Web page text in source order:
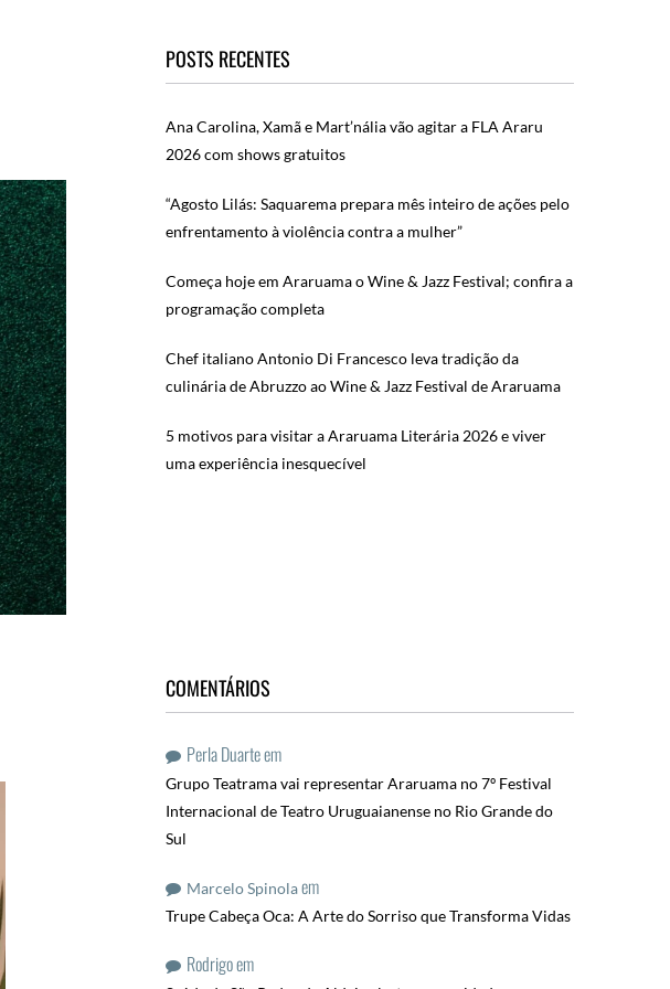
POSTS RECENTES
Ana Carolina, Xamã e Mart’nália vão agitar a FLA Araru
2026 com shows gratuitos
“Agosto Lilás: Saquarema prepara mês inteiro de ações pelo
enfrentamento à violência contra a mulher”
Começa hoje em Araruama o Wine & Jazz Festival; confira a
programação completa
Chef italiano Antonio Di Francesco leva tradição da
culinária de Abruzzo ao Wine & Jazz Festival de Araruama
5 motivos para visitar a Araruama Literária 2026 e viver
uma experiência inesquecível
COMENTÁRIOS
Perla Duarteem
Grupo Teatrama vai representar Araruama no 7º Festival
Internacional de Teatro Uruguaianense no Rio Grande do
Sul
Marcelo Spinolaem
Trupe Cabeça Oca: A Arte do Sorriso que Transforma Vidas
Rodrigoem